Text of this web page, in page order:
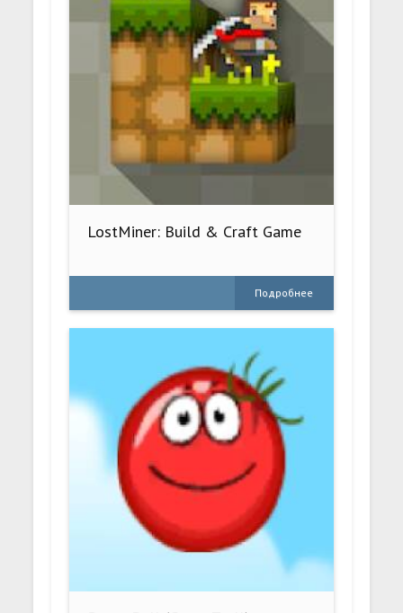
LostMiner: Build & Craft Game
Подробнее